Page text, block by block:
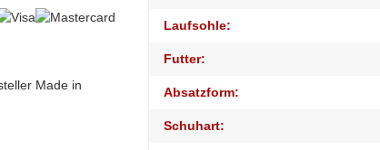
Laufsohle:
Futter:
Absatzform:
Schuhart: